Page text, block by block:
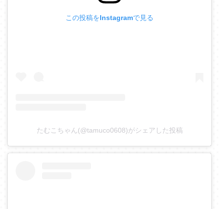
この投稿をInstagramで見る
たむこちゃん(@tamuco0608)がシェアした投稿